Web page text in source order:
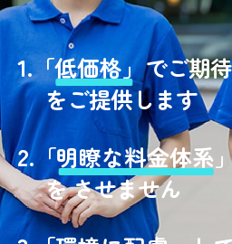
1.「低価格」でご期
をご提供します
2.「明瞭な料金体系
を させません